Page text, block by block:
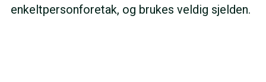
enkeltpersonforetak, og brukes veldig sjelden.